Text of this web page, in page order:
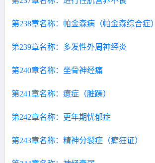
第238章名称：帕金森病（帕金森综合症）
第239章名称：多发性外周神经炎
第240章名称：坐骨神经痛
第241章名称：癔症（脏躁）
第242章名称：更年期忧郁症
第243章名称：精神分裂症（癫狂证）